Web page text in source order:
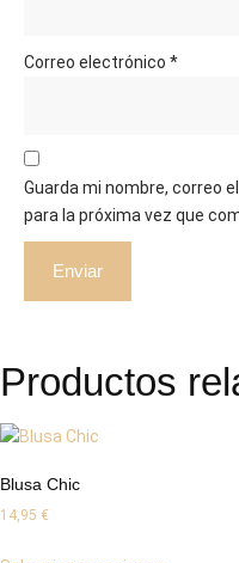
Correo electrónico *
Guarda mi nombre, correo
para la próxima vez que
Productos
Blusa Chic
14,95 €